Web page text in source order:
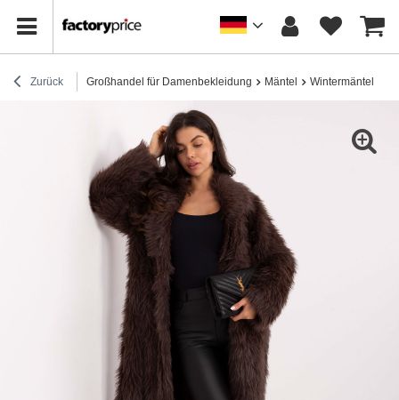
Zurück Großhandel für Damenbekleidung Mäntel Wintermäntel